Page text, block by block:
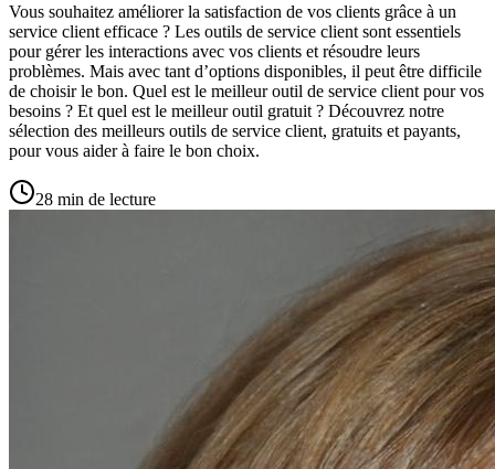
Vous souhaitez améliorer la satisfaction de vos clients grâce à un
service client efficace ? Les outils de service client sont essentiels
pour gérer les interactions avec vos clients et résoudre leurs
problèmes. Mais avec tant d’options disponibles, il peut être difficile
de choisir le bon. Quel est le meilleur outil de service client pour vos
besoins ? Et quel est le meilleur outil gratuit ? Découvrez notre
sélection des meilleurs outils de service client, gratuits et payants,
pour vous aider à faire le bon choix.
28 min de lecture